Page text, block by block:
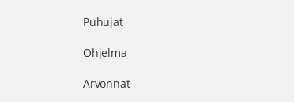
Puhujat
Ohjelma
Arvonnat